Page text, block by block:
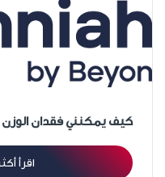
كيف يمكنني فقدان
اقرأ